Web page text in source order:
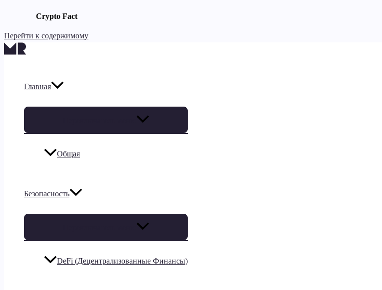
Crypto Fact
Перейти к содержимому
Главная
Общая
Безопасность
DeFi (Децентрализованные Финансы)